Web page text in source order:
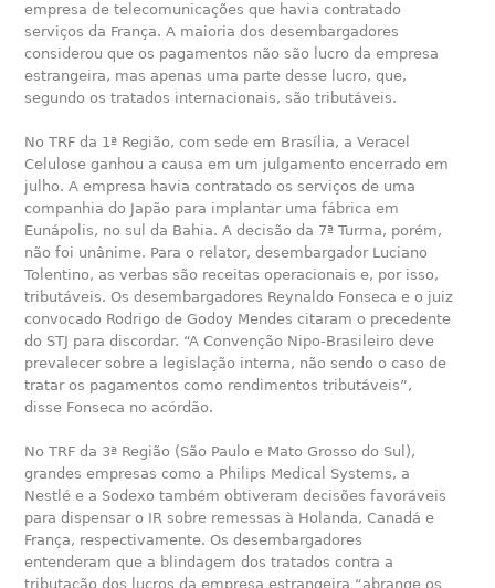
empresa de telecomunicações que havia contratado
serviços da França. A maioria dos desembargadores
considerou que os pagamentos não são lucro da empresa
estrangeira, mas apenas uma parte desse lucro, que,
segundo os tratados internacionais, são tributáveis.
No TRF da 1ª Região, com sede em Brasília, a Veracel
Celulose ganhou a causa em um julgamento encerrado em
julho. A empresa havia contratado os serviços de uma
companhia do Japão para implantar uma fábrica em
Eunápolis, no sul da Bahia. A decisão da 7ª Turma, porém,
não foi unânime. Para o relator, desembargador Luciano
Tolentino, as verbas são receitas operacionais e, por isso,
tributáveis. Os desembargadores Reynaldo Fonseca e o juiz
convocado Rodrigo de Godoy Mendes citaram o precedente
do STJ para discordar. “A Convenção Nipo-Brasileiro deve
prevalecer sobre a legislação interna, não sendo o caso de
tratar os pagamentos como rendimentos tributáveis”,
disse Fonseca no acórdão.
No TRF da 3ª Região (São Paulo e Mato Grosso do Sul),
grandes empresas como a Philips Medical Systems, a
Nestlé e a Sodexo também obtiveram decisões favoráveis
para dispensar o IR sobre remessas à Holanda, Canadá e
França, respectivamente. Os desembargadores
entenderam que a blindagem dos tratados contra a
tributação dos lucros da empresa estrangeira “abrange os